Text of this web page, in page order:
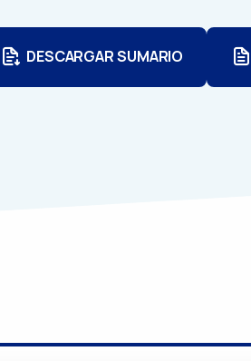
DESCARGAR SUMARIO